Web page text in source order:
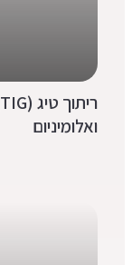
ואלומיניום